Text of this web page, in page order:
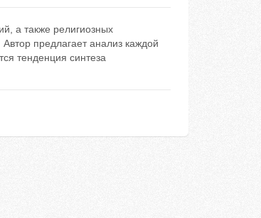
а также религиозных
предлагает анализ каждой
тенденция синтеза